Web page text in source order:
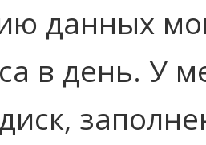
данных
в день. У